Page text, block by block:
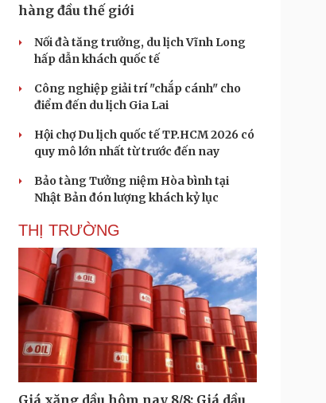
hàng đầu thế giới
Nối đà tăng trưởng, du lịch Vĩnh Long
hấp dẫn khách quốc tế
Công nghiệp giải trí "chắp cánh" cho
điểm đến du lịch Gia Lai
Hội chợ Du lịch quốc tế TP.HCM 2026 có
quy mô lớn nhất từ trước đến nay
Bảo tàng Tưởng niệm Hòa bình tại
Nhật Bản đón lượng khách kỷ lục
THỊ TRƯỜNG
Giá xăng dầu hôm nay 8/8: Giá dầu